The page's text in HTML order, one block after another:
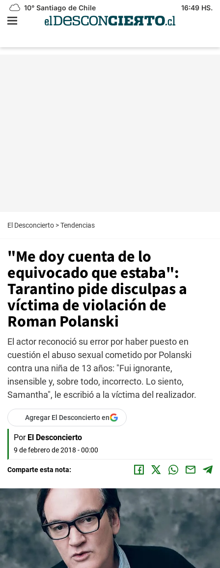
10° Santiago de Chile 16:49 HS.
El Desconcierto >Tendencias
"Me doy cuenta de lo
equivocado que estaba":
Tarantino pide disculpas a
víctima de violación de
Roman Polanski
El actor reconoció su error por haber puesto en
cuestión el abuso sexual cometido por Polanski
contra una niña de 13 años: "Fui ignorante,
insensible y, sobre todo, incorrecto. Lo siento,
Samantha", le escribió a la víctima del realizador.
Agregar El Desconcierto en
Por El Desconcierto
9 de febrero de 2018 - 00:00
Comparte esta nota: